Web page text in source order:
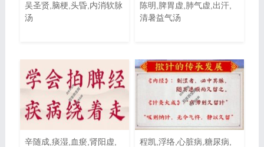
吴圣贤,脑梗,头昏,内消软脉
汤
陈明,脾胃虚,肺气虚,出汗,
清暑益气汤
辛随成,痰湿,血瘀,肾阳虚,
程凯,浮络,心脏病,糖尿病,